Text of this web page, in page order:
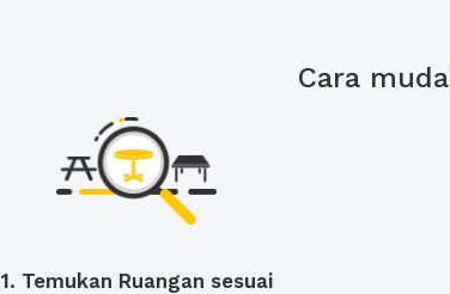
Cara
1. Temukan Ruangan sesuai